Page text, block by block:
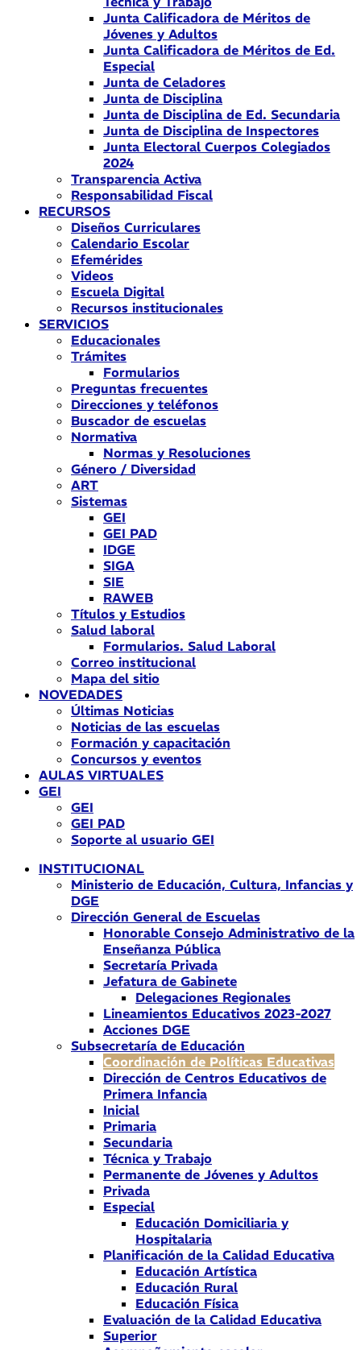
Junta Calificadora de Méritos de
Jóvenes y Adultos
Junta Calificadora de Méritos de Ed.
Especial
Junta de Celadores
Junta de Disciplina
Junta de Disciplina de Ed. Secundaria
Junta de Disciplina de Inspectores
Junta Electoral Cuerpos Colegiados
2024
Transparencia Activa
Responsabilidad Fiscal
RECURSOS
Diseños Curriculares
Calendario Escolar
Efemérides
Videos
Escuela Digital
Recursos institucionales
SERVICIOS
Educacionales
Trámites
Formularios
Preguntas frecuentes
Direcciones y teléfonos
Buscador de escuelas
Normativa
Normas y Resoluciones
Género / Diversidad
ART
Sistemas
GEI
GEI PAD
IDGE
SIGA
SIE
RAWEB
Títulos y Estudios
Salud laboral
Formularios. Salud Laboral
Correo institucional
Mapa del sitio
NOVEDADES
Últimas Noticias
Noticias de las escuelas
Formación y capacitación
Concursos y eventos
AULAS VIRTUALES
GEI
GEI
GEI PAD
Soporte al usuario GEI
INSTITUCIONAL
Ministerio de Educación, Cultura, Infancias y
DGE
Dirección General de Escuelas
Honorable Consejo Administrativo de la
Enseñanza Pública
Secretaría Privada
Jefatura de Gabinete
Delegaciones Regionales
Lineamientos Educativos 2023-2027
Acciones DGE
Subsecretaría de Educación
Coordinación de Políticas Educativas
Dirección de Centros Educativos de
Primera Infancia
Inicial
Primaria
Secundaria
Técnica y Trabajo
Permanente de Jóvenes y Adultos
Privada
Especial
Educación Domiciliaria y
Hospitalaria
Planificación de la Calidad Educativa
Educación Artística
Educación Rural
Educación Física
Evaluación de la Calidad Educativa
Superior